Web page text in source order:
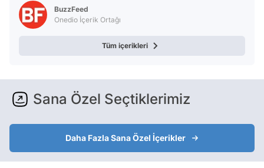
BuzzFeed
Onedio İçerik Ortağı
Tüm içerikleri
Sana Özel Seçtiklerimiz
Daha Fazla Sana Özel İçerikler